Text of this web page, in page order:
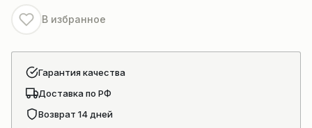
Shanghai
(D05- В избранное
Гарантия качества
Доставка по РФ
Возврат 14 дней